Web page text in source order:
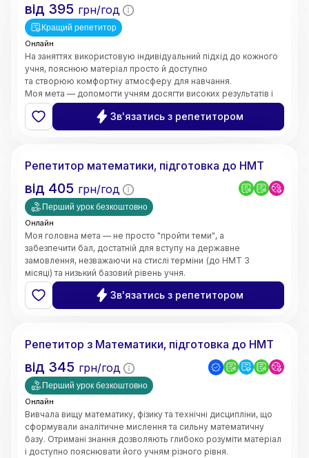
від 395 грн/год
Кращий репетитор
Онлайн
На заняттях використовую індивідуальний підхід до кожного
учня, пояснюю матеріал просто й доступно
та створюю комфортну атмосферу для навчання.
Моя мета — допомогти учням досягти високих результатів і
зробити процес навчання цікавим та ефективним.
Зв'язатись з репетитором
Репетитор математики, підготовка до НМТ
від 405 грн/год
Перший урок безкоштовно
Онлайн
Моя головна мета — не просто "пройти теми", а
забезпечити бал, достатній для вступу на державне
замовлення, незважаючи на стислі терміни (до НМТ 3
місяці) та низький базовий рівень учня.
Швидке відновлення бази знань;
Зв'язатись з репетитором
Репетитор з Математики, підготовка до НМТ
від 345 грн/год
Перший урок безкоштовно
Онлайн
Вивчала вищу математику, фізику та технічні дисципліни, що
сформували аналітичне мислення та сильну математичну
базу. Отримані знання дозволяють глибоко розуміти матеріал
і доступно пояснювати його учням різного рівня.